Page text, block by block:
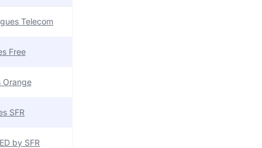
Telecom
Free
Orange
SFR
by SFR